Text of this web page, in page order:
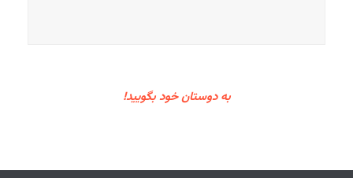
به دوستان خود بگویید!